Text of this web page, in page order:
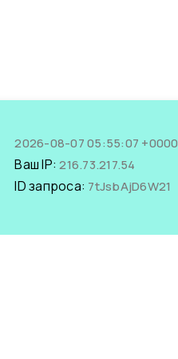
2026-08-07 05:55:07 +0000
Ваш IP:216.73.217.54
ID запроса: 7tJsbAjD6W21